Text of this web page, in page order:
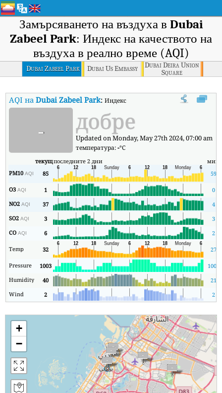
Замърсяването на въздуха в Dubai
Zabeel Park: Индекс на качеството на
въздуха в реално време (AQI)
Dubai Zabeel Park Dubai Us Embassy
Dubai Deira Union
Square
AQI наDubai Zabeel Park:Индекс на качеството на въздуха в
- добре
Updated on Monday, May 27th 2024, 07:00 am
температура:-°C
текущпоследните 2 дни мин
PM10AQI 85 59
O3AQI 1
0
NO2AQI 37
4
SO2AQI 3
3
COAQI 6 2
Temp 32 27
Pressure 1003 1000
Humidity
40
21
Wind
2 2
+
−